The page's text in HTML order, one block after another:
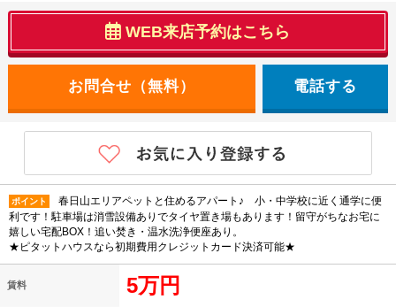
WEB来店予約はこちら
電話する
ポイント
春日山エリアペットと住めるアパート♪ 小・中学校に近く通学に便
利です！駐車場は消雪設備ありでタイヤ置き場もあります！留守がちなお宅に
嬉しい宅配BOX！追い焚き・温水洗浄便座あり。
★ピタットハウスなら初期費用クレジットカード決済可能★
賃料 5万円